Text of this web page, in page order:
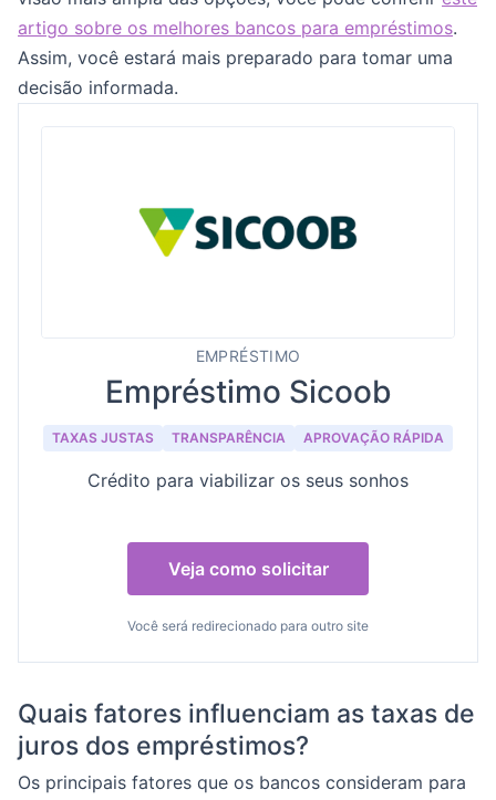
artigo sobre os melhores bancos para empréstimos.
Assim, você estará mais preparado para tomar uma
decisão informada.
EMPRÉSTIMO
Empréstimo Sicoob
TAXAS JUSTAS TRANSPARÊNCIA APROVAÇÃO RÁPIDA
Crédito para viabilizar os seus sonhos
Veja como solicitar
Você será redirecionado para outro site
Quais fatores influenciam as taxas de
juros dos empréstimos?
Os principais fatores que os bancos consideram para